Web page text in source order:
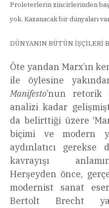
Proleterlerin zincirlerinden
yok. Kazanacak bir dünyaları
DÜNYANIN BÜTÜN İŞÇİLERİ
Öte yandan Marx’ın
ile öylesine
Manifesto’nun
analizi kadar
da belirttiği üzere
biçimi ve modern
aydınlatıcı gerekse
kavrayışı
Herşeyden önce,
modernist sanat
Bertolt Brecht